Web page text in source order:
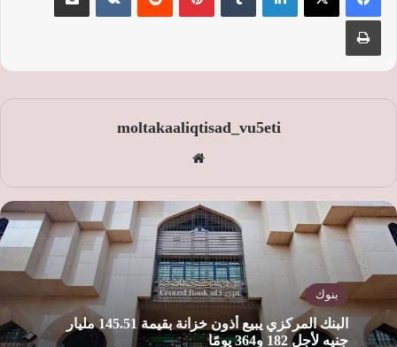
moltakaaliqtisad_vu5eti
الوي
ب
بنوك
البنك المركزي يبيع أذون خزانة بقيمة 145.51 مليار
جنيه لأجل 182 و364 يومًا